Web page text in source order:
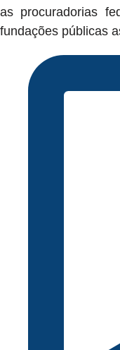
as procuradorias
fundações públicas